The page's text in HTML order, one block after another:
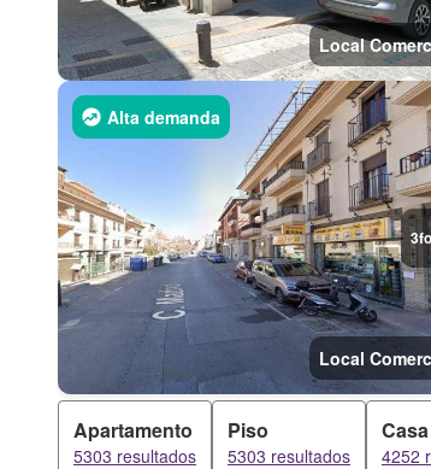
Local
3
Alta demanda
Local
Apartamento
5303 resultados
Piso
5303 resultados
Casa
4252